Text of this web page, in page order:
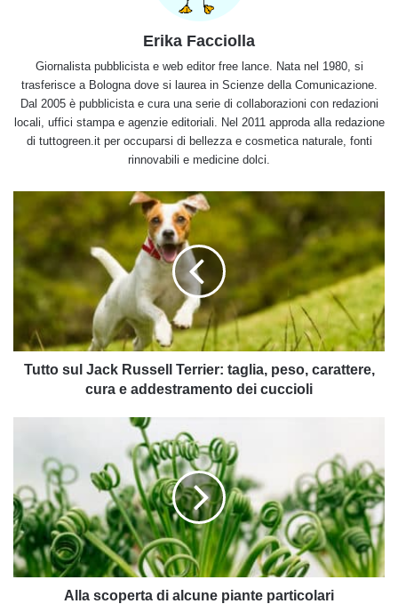
Erika Facciolla
Giornalista pubblicista e web editor free lance. Nata nel 1980, si
trasferisce a Bologna dove si laurea in Scienze della Comunicazione.
Dal 2005 è pubblicista e cura una serie di collaborazioni con redazioni
locali, uffici stampa e agenzie editoriali. Nel 2011 approda alla redazione
di tuttogreen.it per occuparsi di bellezza e cosmetica naturale, fonti
rinnovabili e medicine dolci.
Russell
Terrier:
taglia,
peso,
carattere,
cura
addestramento
Tutto sul Jack Russell Terrier: taglia, peso, carattere,
cura e addestramento dei cuccioli
piante
particolari
Alla scoperta di alcune piante particolari